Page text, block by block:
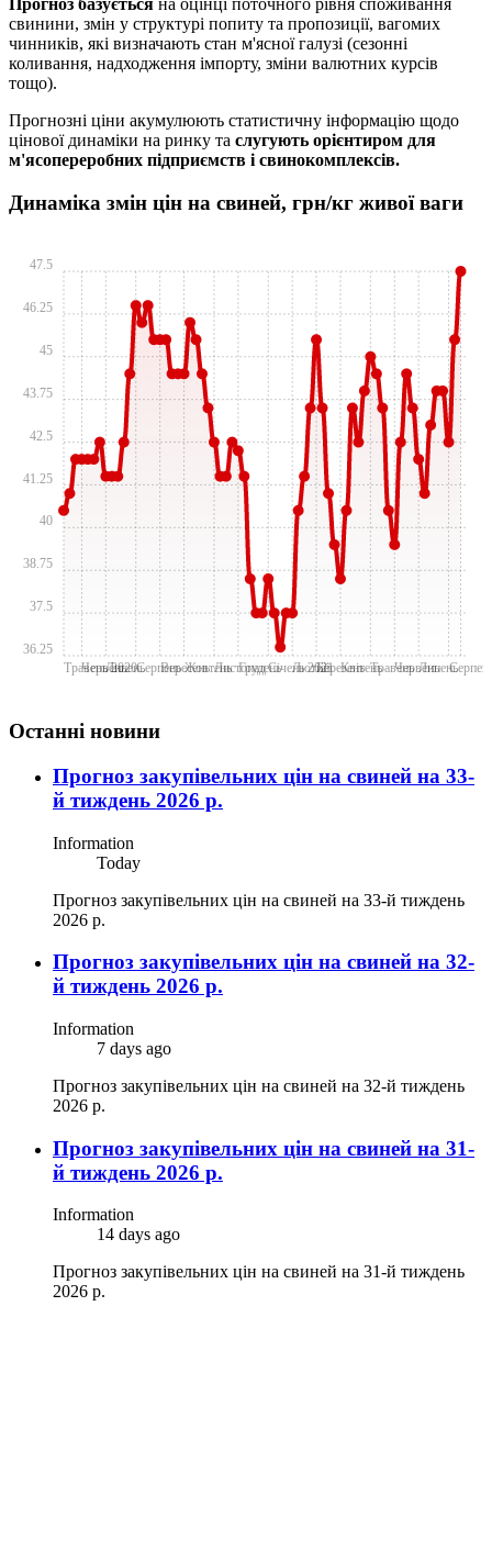
Прогноз базується на оцінці поточного рівня споживання
свинини, змін у структурі попиту та пропозиції, вагомих
чинників, які визначають стан м'ясної галузі (сезонні
коливання, надходження імпорту, зміни валютних курсів
тощо).
Прогнозні ціни акумулюють статистичну інформацію щодо
цінової динаміки на ринку та слугують орієнтиром для
м'ясопереробних підприємств і свинокомплексів.
Динаміка змін цін на свиней, грн/кг живої ваги
Травень 2020
ЧервеньЛипеньСерпеньВересеньЖовтеньЛиcтопад
ГруденьСічень 2021
ЛютийБерезень
КвітеньТравеньЧервеньЛипень
36.25
37.5
38.75
40
41.25
42.5
43.75
45
46.25
47.5
Останні новини
Прогноз закупівельних цін на свиней на 33-
й тиждень 2026 р.
Information
Today
Прогноз закупівельних цін на свиней на 33-й тиждень
2026 р.
Прогноз закупівельних цін на свиней на 32-
й тиждень 2026 р.
Information
7 days ago
Прогноз закупівельних цін на свиней на 32-й тиждень
2026 р.
Прогноз закупівельних цін на свиней на 31-
й тиждень 2026 р.
Information
14 days ago
Прогноз закупівельних цін на свиней на 31-й тиждень
2026 р.